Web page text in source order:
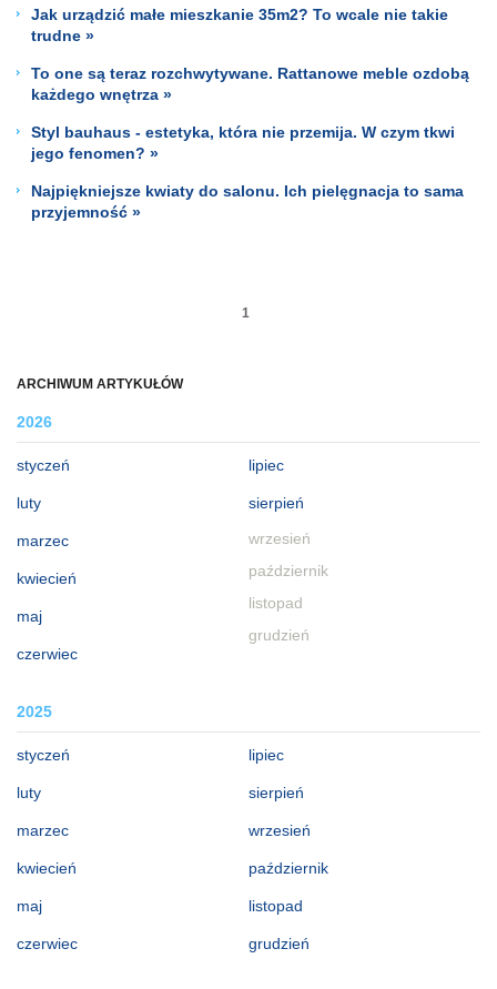
ARCHIWUM ARTYKUŁÓW
2026
styczeń
luty
marzec
kwiecień
maj
czerwiec
lipiec
sierpień
wrzesień
październik
listopad
grudzień
2025
styczeń
luty
marzec
kwiecień
maj
czerwiec
lipiec
sierpień
wrzesień
październik
listopad
grudzień
Jak urządzić małe mieszkanie 35m2? To wcale nie takie
trudne »
To one są teraz rozchwytywane. Rattanowe meble ozdobą
każdego wnętrza »
Styl bauhaus - estetyka, która nie przemija. W czym tkwi
jego fenomen? »
Najpiękniejsze kwiaty do salonu. Ich pielęgnacja to sama
przyjemność »
1